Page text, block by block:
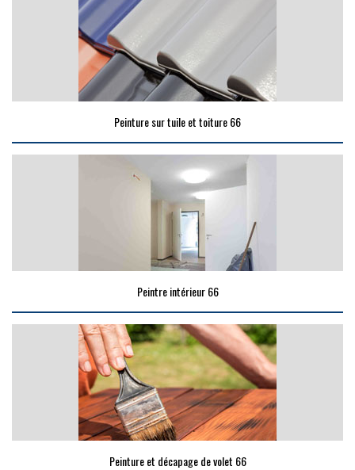
Peinture sur tuile et toiture 66
Peintre intérieur 66
Peinture et décapage de volet 66